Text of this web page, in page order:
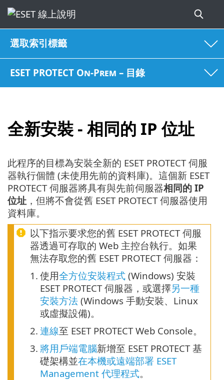
選取索引標籤
ESET PROTECT On-Prem – 目錄
全新安裝 - 相同的 IP 位址
此程序的目標為安裝全新的 ESET PROTECT 伺服
器執行個體 (未使用先前的資料庫)。這個新 ESET
PROTECT 伺服器將具有與先前伺服器相同的 IP
位址 ，但將不會從舊 ESET PROTECT 伺服器使用
資料庫。
以下指示要求您的舊 ESET PROTECT 伺服
器透過可存取的 Web 主控台執行。如果
無法存取您的舊 ESET PROTECT 伺服器：
1. 使用全方位安裝程式 (Windows) 安裝
ESET PROTECT 伺服器，或選擇另一種
安裝方法 (Windows 手動安裝、Linux
或虛擬設備)。
2. 連線至 ESET PROTECT Web Console。
3. 將用戶端電腦新增至 ESET PROTECT 基
礎架構並在本機或遠端部署 ESET
Management 代理程式。